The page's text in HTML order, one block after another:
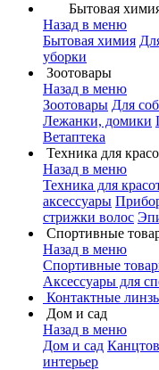
Бытовая
Назад в меню
Бытовая химия
уборки
Зоотовары
Назад в меню
Зоотовары Для
Лежанки, домики
Ветаптека
Техника для
Назад в меню
Техника для
аксессуары
стрижки волос
Спортивные
Назад в меню
Спортивные
Аксессуары для
Контактные
Дом и сад
Назад в меню
Дом и сад
интерьер